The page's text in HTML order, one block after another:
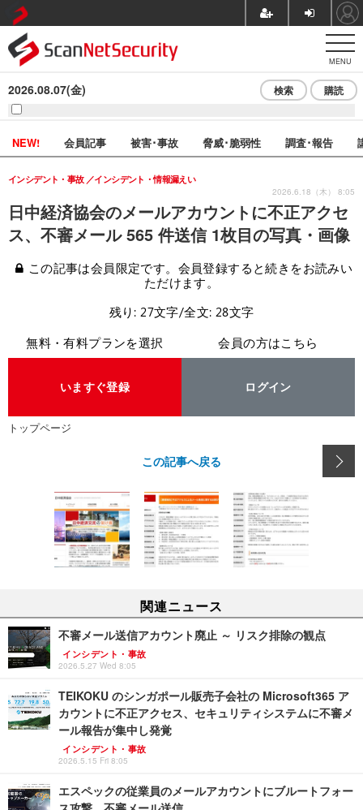
MENU
2026.08.07(金) 検索 購読
NEW! 会員記事 被害･事故 脅威･脆弱性 調査･報告
日中経済協会のメールアカウントに不正アクセ
ス、不審メール 565 件送信 1枚目の写真・画像
インシデント・事故 インシデント・情報漏えい
2026.6.18（木） 8:05
この記事は会員限定です。会員登録すると続きをお読みい
ただけます。
残り: 27文字/全文: 28文字
無料・有料プランを選択
いますぐ登録
会員の方はこちら
ログイン
トップページ
この記事へ戻る
関連ニュース
不審メール送信アカウント廃止 ～ リスク排除の観点
インシデント・事故
2026.5.27 Wed 8:05
TEIKOKU のシンガポール販売子会社の Microsoft365 ア
カウントに不正アクセス、セキュリティシステムに不審メ
ール報告が集中し発覚
インシデント・事故
2026.5.15 Fri 8:05
エスペックの従業員のメールアカウントにブルートフォー